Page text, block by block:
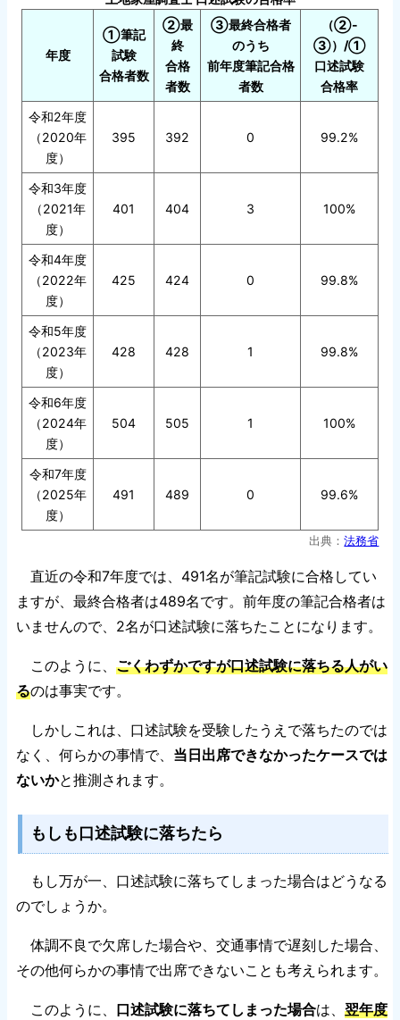
年度
①筆記
試験
合格者数
②最
終
合格
者数
③最終合格者
のうち
前年度筆記合格
者数
（②-
③）/①
口述試験
合格率
令和2年度
（2020年
度）
395 392 0 99.2%
令和3年度
（2021年
度）
401 404 3 100%
令和4年度
（2022年
度）
425 424 0 99.8%
令和5年度
（2023年
度）
428 428 1 99.8%
令和6年度
（2024年
度）
504 505 1 100%
令和7年度
（2025年
度）
491 489 0 99.6%
出典：法務省
直近の令和7年度では、491名が筆記試験に合格してい
ますが、最終合格者は489名です。前年度の筆記合格者は
いませんので、2名が口述試験に落ちたことになります。
このように、 ごくわずかですが口述試験に落ちる人がい
るのは事実です。
しかしこれは、口述試験を受験したうえで落ちたのでは
なく、何らかの事情で、 当日出席できなかったケースでは
ないかと推測されます。
もしも口述試験に落ちたら
もし万が一、口述試験に落ちてしまった場合はどうなる
のでしょうか。
体調不良で欠席した場合や、交通事情で遅刻した場合、
その他何らかの事情で出席できないことも考えられます。
このように、 口述試験に落ちてしまった場合は、 翌年度